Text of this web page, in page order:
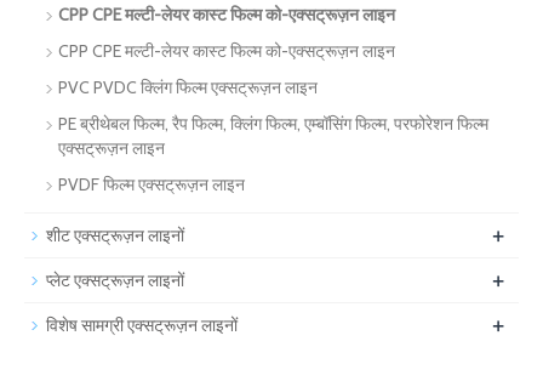
CPP CPE मल्टी-लेयर कास्ट फिल्म को-एक्सट्रूज़न लाइन
CPP CPE मल्टी-लेयर कास्ट फिल्म को-एक्सट्रूज़न लाइन
PVC PVDC क्लिंग फिल्म एक्सट्रूज़न लाइन
PE ब्रीथेबल फिल्म, रैप फिल्म, क्लिंग फिल्म, एम्बॉसिंग फिल्म, परफोरेशन फिल्म
एक्सट्रूज़न लाइन
PVDF फिल्म एक्सट्रूज़न लाइन
शीट एक्सट्रूज़न लाइनों +
प्लेट एक्सट्रूज़न लाइनों +
विशेष सामग्री एक्सट्रूज़न लाइनों +